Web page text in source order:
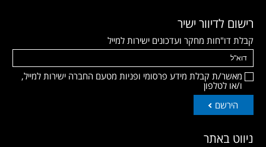
רישום לדיוור ישיר
קבלת דו"חות מחקר ועדכונים ישירות למייל
מאשר/ת קבלת מידע פרסומי ופניות מטעם החברה ישירות למייל,
ו/או לטלפון
הירשם
ניווט באתר